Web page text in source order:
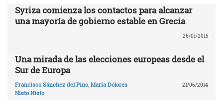
Syriza comienza los contactos para alcanzar
una mayoría de gobierno estable en Grecia
26/01/2015
Una mirada de las elecciones europeas desde el
Sur de Europa
Francisco Sánchez del Pino, María Dolores
Nieto Nieto
21/06/2014